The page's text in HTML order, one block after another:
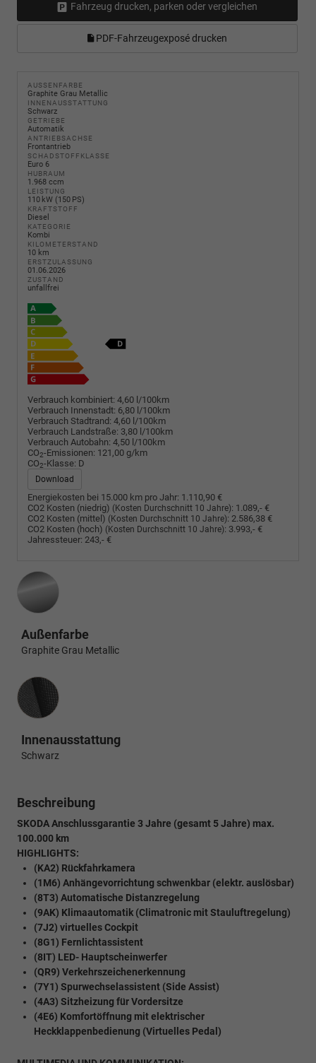
Fahrzeug drucken, parken oder vergleichen
PDF-Fahrzeugexposé drucken
AUSSENFARBE
Graphite Grau Metallic
INNENAUSSTATTUNG
Schwarz
GETRIEBE
Automatik
ANTRIEBSACHSE
Frontantrieb
SCHADSTOFFKLASSE
Euro 6
HUBRAUM
1.968 ccm
LEISTUNG
110 kW (150 PS)
KRAFTSTOFF
Diesel
KATEGORIE
Kombi
KILOMETERSTAND
10 km
ERSTZULASSUNG
01.06.2026
ZUSTAND
unfallfrei
Verbrauch kombiniert: 4,60 l/100km
Verbrauch Innenstadt: 6,80 l/100km
Verbrauch Stadtrand: 4,60 l/100km
Verbrauch Landstraße: 3,80 l/100km
Verbrauch Autobahn: 4,50 l/100km
CO2-Emissionen: 121,00 g/km
CO2-Klasse: D
Download
Energiekosten bei 15.000 km pro Jahr: 1.110,90 €
CO2 Kosten (niedrig) (Kosten Durchschnitt 10 Jahre): 1.089,- €
CO2 Kosten (mittel) (Kosten Durchschnitt 10 Jahre): 2.586,38 €
CO2 Kosten (hoch) (Kosten Durchschnitt 10 Jahre): 3.993,- €
Jahressteuer: 243,- €
Außenfarbe
Graphite Grau Metallic
Innenausstattung
Innenausstattung
Schwarz
Beschreibung
SKODA Anschlussgarantie 3 Jahre (gesamt 5 Jahre) max.
100.000 km
HIGHLIGHTS:
(KA2) Rückfahrkamera
(1M6) Anhängevorrichtung schwenkbar (elektr. auslösbar)
(8T3) Automatische Distanzregelung
(9AK) Klimaautomatik (Climatronic mit Stauluftregelung)
(7J2) virtuelles Cockpit
(8G1) Fernlichtassistent
(8IT) LED- Hauptscheinwerfer
(QR9) Verkehrszeichenerkennung
(7Y1) Spurwechselassistent (Side Assist)
(4A3) Sitzheizung für Vordersitze
(4E6) Komfortöffnung mit elektrischer
Heckklappenbedienung (Virtuelles Pedal)